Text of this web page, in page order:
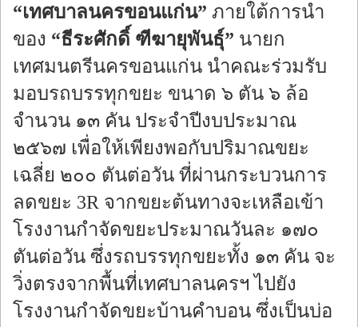
“เทศบาลนครขอนแก่น” ภายใต้การนำ
ของ “ธีระศักดิ์ ฑีฆายุพันธุ์” นายก
เทศมนตรีนครขอนแก่น นำคณะร่วมรับ
มอบรถบรรทุกขยะ ขนาด ๖ ตัน ๖ ล้อ
จำนวน ๑๓ คัน ประจำปีงบประมาณ
๒๕๖๗ เพื่อให้เพียงพอกับปริมาณขยะ
เฉลี่ย ๒๐๐ ตันต่อวัน ที่ผ่านกระบวนการ
ลดขยะ 3R จากขยะต้นทางจะเหลือเข้า
โรงงานกำจัดขยะประมาณวันละ ๑๗๐
ตันต่อวัน ซึ่งรถบรรทุกขยะทั้ง ๑๓ คัน จะ
วิ่งตรงจากพื้นที่เทศบาลนครฯ ไปยัง
โรงงานกำจัดขยะบ้านคำบอน ซึ่งเป็นบ่อ